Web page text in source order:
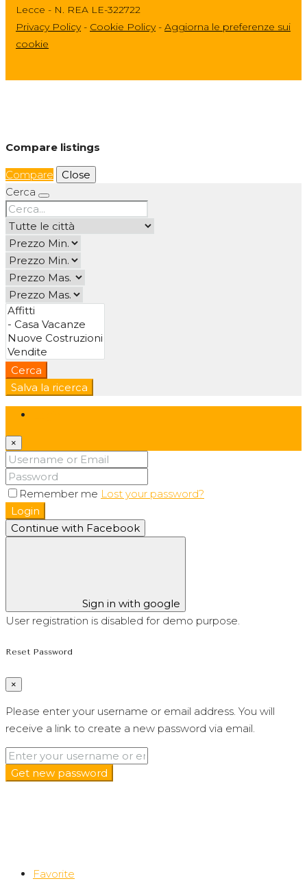
Lecce - N. REA LE-322722
Privacy Policy- Cookie Policy- Aggiorna le preferenze sui
cookie
Compare listings
Compare
Close
Cerca
Cerca
Salva la ricerca
×
Remember me Lost your password?
Login
Continue with Facebook
Sign in with google
User registration is disabled for demo purpose.
Reset Password
×
Please enter your username or email address. You will
receive a link to create a new password via email.
Get new password
Favorite